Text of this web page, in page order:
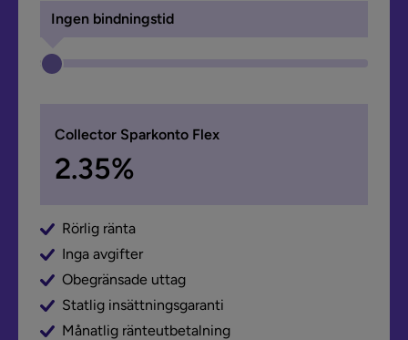
Ingen bindningstid
Collector Sparkonto Flex
2.35%
Rörlig ränta
Inga avgifter
Obegränsade uttag
Statlig insättningsgaranti
Månatlig ränteutbetalning